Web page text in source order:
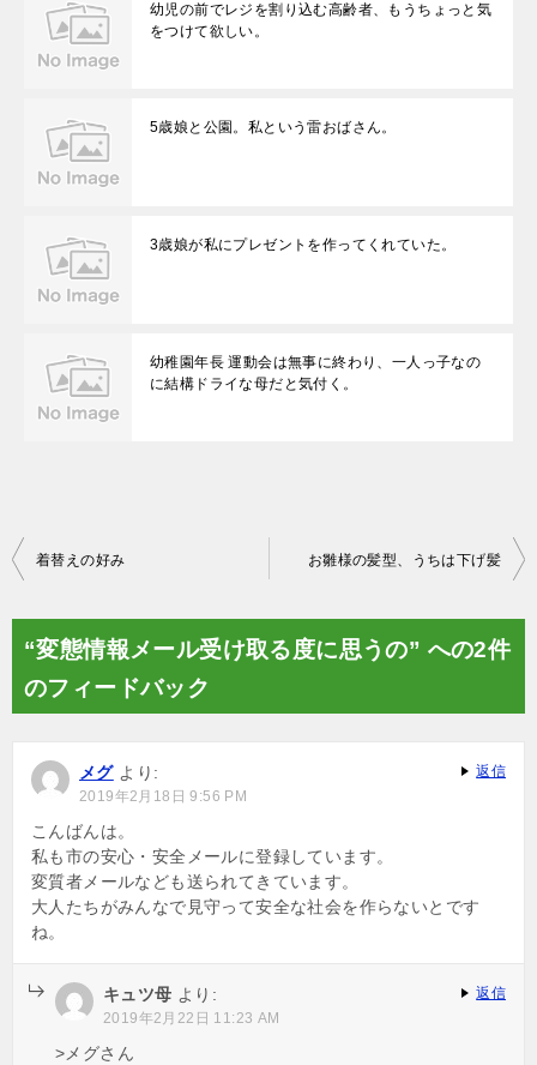
幼児の前でレジを割り込む高齢者、もうちょっと気
をつけて欲しい。
5歳娘と公園。私という雷おばさん。
3歳娘が私にプレゼントを作ってくれていた。
幼稚園年長 運動会は無事に終わり、一人っ子なの
に結構ドライな母だと気付く。
投
ゲ
シ
ン
着替えの好み お雛様の髪型、うちは下げ髪
“変態情報メール受け取る度に思うの” への2件
のフィードバック
メグ より:
2019年2月18日 9:56 PM
こんばんは。
私も市の安心・安全メールに登録しています。
変質者メールなども送られてきています。
大人たちがみんなで見守って安全な社会を作らないとです
ね。
返信
キュツ母 より:
2019年2月22日 11:23 AM
>メグさん
返信